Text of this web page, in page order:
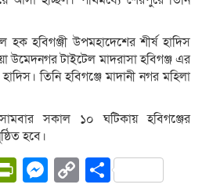
হক হবিগঞ্জী উপমহাদেশের শীর্ষ হাদিস
উমেদনগর টাইটেল মাদরাসা হবিগঞ্জ এর
তিনি হবিগঞ্জে মাদানী নগর মহিলা
সকাল ১০ ঘটিকায় হবিগঞ্জের
হবে।
PrintFriendly
Messenger
CopyShare